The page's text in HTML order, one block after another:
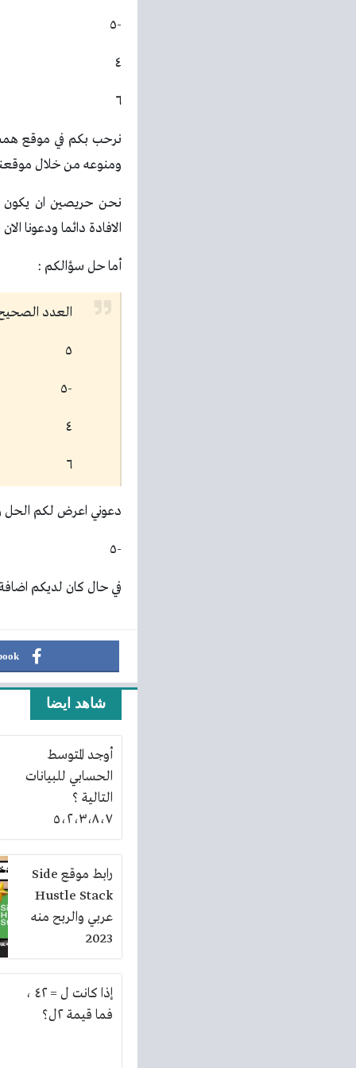
-٥
٤
٦
نرحب بكم في موقع
ومنوعه من خلال
الافادة دائما ودعونا
أما حل سؤالكم :
العدد الصحيح
٥
-٥
٤
٦
دعوني اعرض لكم الحل
-٥
في حال كان لديكم
شاهد ايضا
أوجد المتوسط
الحسابي للبيانات
التالية ؟
٥،۲،۳،۸،۷
رابط موقع Side
Hustle Stack
عربي والربح منه
2023
إذا كانت ل = ٤٢ ،
فما قيمة ٢ل؟